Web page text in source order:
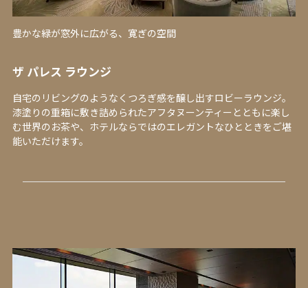
豊かな緑が窓外に広がる、寛ぎの空間
ザ パレス ラウンジ
自宅のリビングのようなくつろぎ感を醸し出すロビーラウンジ。
漆塗りの重箱に敷き詰められたアフタヌーンティーとともに楽し
む世界のお茶や、ホテルならではのエレガントなひとときをご堪
能いただけます。